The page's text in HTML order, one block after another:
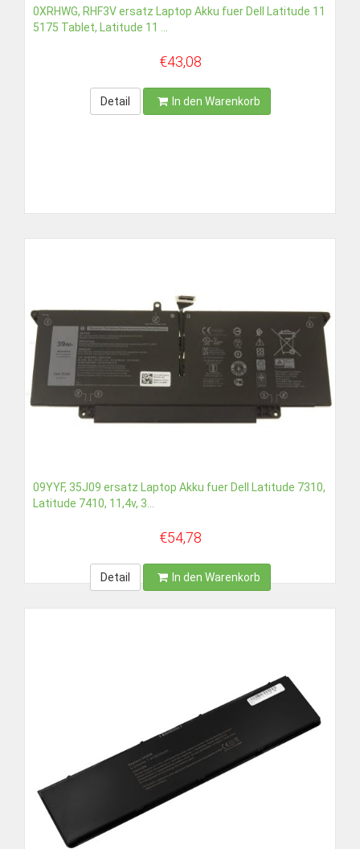
0XRHWG, RHF3V ersatz Laptop Akku fuer Dell Latitude 11
5175 Tablet, Latitude 11 ...
€43,08
Detail In den Warenkorb
09YYF, 35J09 ersatz Laptop Akku fuer Dell Latitude 7310,
Latitude 7410, 11,4v, 3...
€54,78
Detail In den Warenkorb